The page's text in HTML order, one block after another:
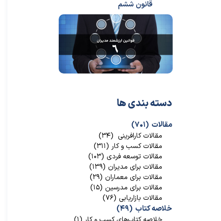
مقالات (۷۰۱)
مقالات کارافرینی (۳۴)
مقالات کسب و کار (۳۱۱)
مقالات توسعه فردی (۱۰۳)
مقالات برای مدیران (۱۳۹)
مقالات برای معماران (۲۹)
مقالات برای مدرسین (۱۵)
مقالات بازاریابی (۷۶)
خلاصه کتاب (۴۹)
دسته بندی ها
قانون ششم